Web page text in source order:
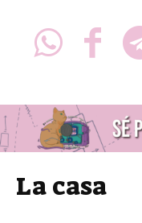
La casa